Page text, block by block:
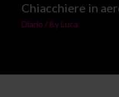
Chiacchiere in
Diario / By Luca